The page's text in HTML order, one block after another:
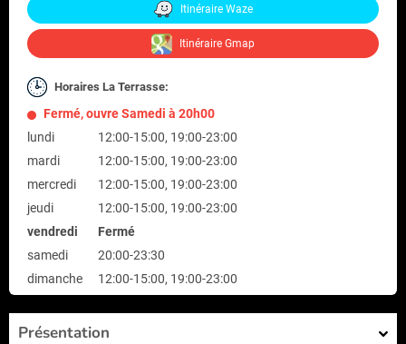
Itinéraire Waze
Itinéraire Gmap
Horaires La Terrasse:
Fermé, ouvre Samedi à 20h00
lundi
12:00-15:00, 19:00-23:00
mardi
12:00-15:00, 19:00-23:00
mercredi
12:00-15:00, 19:00-23:00
jeudi
12:00-15:00, 19:00-23:00
vendredi
Fermé
samedi
20:00-23:30
dimanche
12:00-15:00, 19:00-23:00
Présentation